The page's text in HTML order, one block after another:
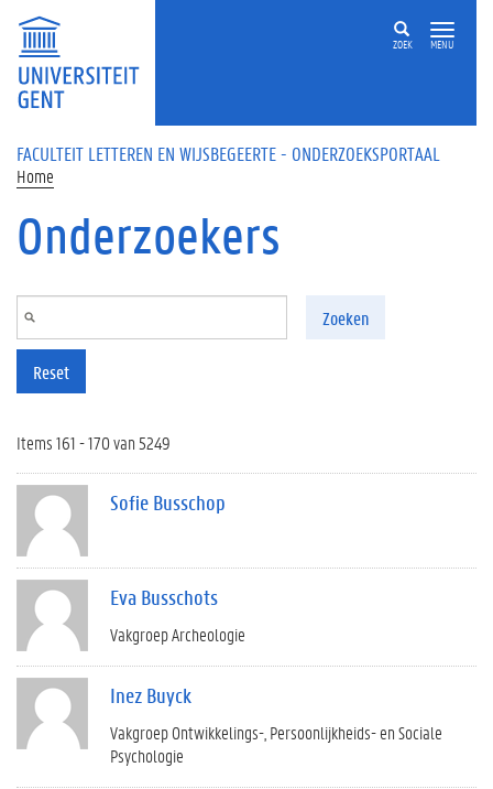
Overslaan en naar de inhoud gaan
ZOEK MENU
FACULTEIT LETTEREN EN WIJSBEGEERTE - ONDERZOEKSPORTAAL
Home
Onderzoekers
Zoeken
Reset
Items 161 - 170 van 5249
Sofie Busschop
Eva Busschots
Vakgroep Archeologie
Inez Buyck
Vakgroep Ontwikkelings-, Persoonlijkheids- en Sociale
Psychologie